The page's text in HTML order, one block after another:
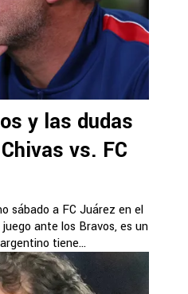
y las dudas
vs. FC
sábado a FC Juárez en el
ante los Bravos, es un
tiene...